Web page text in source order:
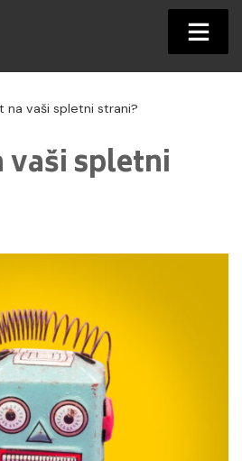
na vaši spletni strani?
vaši spletni